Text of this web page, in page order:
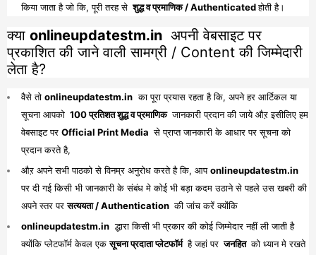
किया जाता है जो कि, पूरी तरह से शुद्ध व प्रमाणिक / Authenticatedहोती है।
क्या onlineupdatestm.in अपनी वेबसाइट पर
प्रकाशित की जाने वाली सामग्री / Content की जिम्मेदारी
लेता है?
वैसे तो onlineupdatestm.in का पूरा प्रयास रहता है कि, अपने हर आर्टिकल या
सूचना आपको 100 प्रतिशत शुद्ध व प्रमाणिक जानकारी प्रदान की जाये औऱ इसीलिए हम
वेबसाइट पर Official Print Media से प्राप्त जानकारी के आधार पर सूचना को
प्रदान करते है,
औऱ अपने सभी पाठको से विनम्र अनुरोध करते है कि, आपonlineupdatestm.in
पर दी गई किसी भी जानकारी के संबंध मे कोई भी बड़ा कदम उठाने से पहले उस खबरी की
अपने स्तर परसत्ययता / Authentication की जांच करें क्योंकि
onlineupdatestm.in द्धारा किसी भी प्रकार की कोई जिम्मेदार नहीं ली जाती है
क्योंकि प्लेटफॉर्म केवल एकसूचना प्रदाता प्लेटफॉर्म है जहां पर जनहित को ध्यान मे रखते